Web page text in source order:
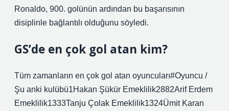
Ronaldo, 900. golünün ardından bu başarısının
disiplinle bağlantılı olduğunu söyledi.
GS’de en çok gol atan kim?
Tüm zamanların en çok gol atan oyuncuları#Oyuncu /
Şu anki kulübü1Hakan Şükür Emeklilik2882Arif Erdem
Emeklilik1333Tanju Çolak Emeklilik1324Ümit Karan